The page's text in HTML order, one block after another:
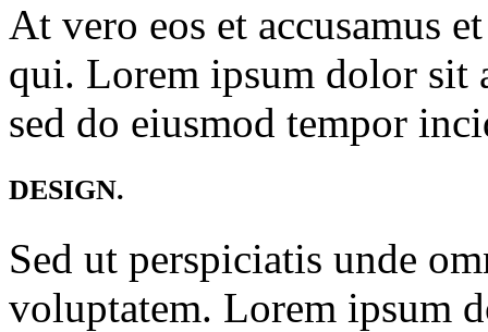
At vero eos et accusamus
qui. Lorem ipsum dolor sit
sed do eiusmod tempor
DESIGN.
Sed ut perspiciatis unde
voluptatem. Lorem ipsum